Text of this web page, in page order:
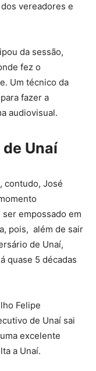
vereadores e
da sessão,
fez o
Um técnico da
fazer a
audiovisual.
Unaí
contudo, José
empossado em
pois, além de sair
de Unaí,
quase 5 décadas
Felipe
de Unaí sai
excelente
a Unaí.